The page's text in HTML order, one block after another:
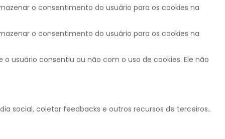
o consentimento do usuário para os cookies na
o consentimento do usuário para os cookies na
usuário consentiu ou não com o uso de cookies. Ele não
social, coletar feedbacks e outros recursos de terceiros..